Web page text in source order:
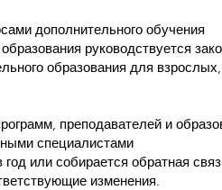
дополнительного обучения
руководствуется
образования для
преподавателей и
специалистами
или собирается обратная
изменения.